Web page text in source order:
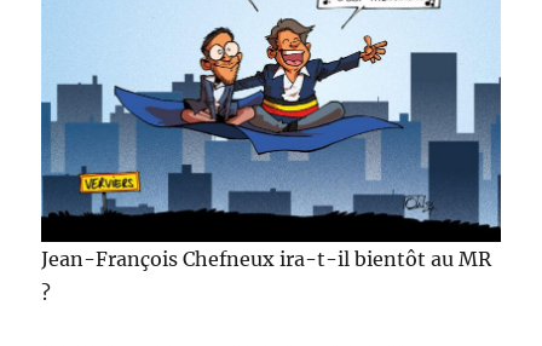
Jean-François Chefneux ira-t-il bientôt au MR
?